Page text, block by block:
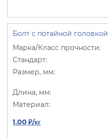
Болт с потайной головкой
1.00 ₽/кг